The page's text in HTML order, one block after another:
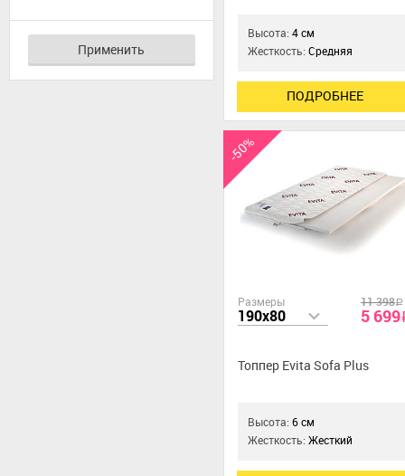
Применить
Высота:4 см
Жесткость:Средняя
ПОДРОБНЕЕ
-50%
Размеры
190x80
11 398a
5 699
Топпер Evita Sofa Plus
Высота:6 см
Жесткость:Жесткий